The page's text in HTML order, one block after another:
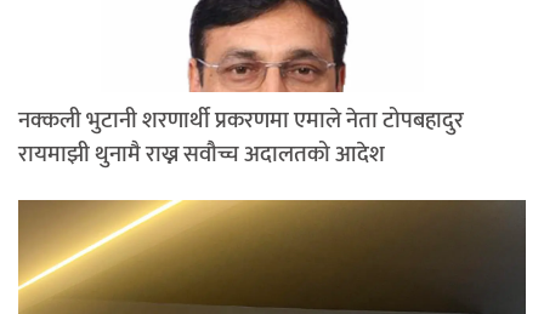
नक्कली भुटानी शरणार्थी प्रकरणमा एमाले नेता टोपबहादुर
रायमाझी थुनामै राख्न सवौच्च अदालतको आदेश